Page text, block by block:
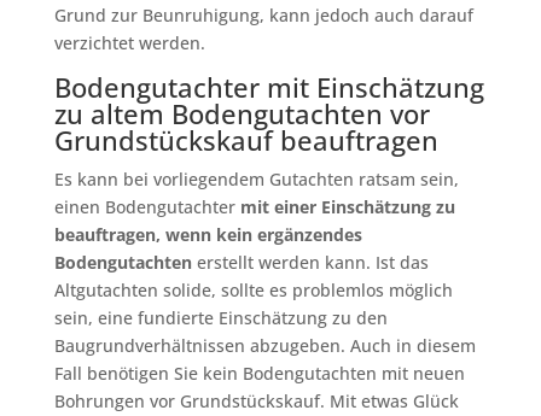
Grund zur Beunruhigung, kann jedoch auch darauf
verzichtet werden.
Bodengutachter mit Einschätzung
zu altem Bodengutachten vor
Grundstückskauf beauftragen
Es kann bei vorliegendem Gutachten ratsam sein,
einen Bodengutachter mit einer Einschätzung zu
beauftragen, wenn kein ergänzendes
Bodengutachtenerstellt werden kann. Ist das
Altgutachten solide, sollte es problemlos möglich
sein, eine fundierte Einschätzung zu den
Baugrundverhältnissen abzugeben. Auch in diesem
Fall benötigen Sie kein Bodengutachten mit neuen
Bohrungen vor Grundstückskauf. Mit etwas Glück